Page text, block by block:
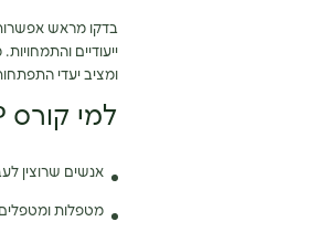
ייעודיים
ומציב יעדי
למי קורס NLP מתאים במיוחד?
אנשים שרוצין
מטפלות